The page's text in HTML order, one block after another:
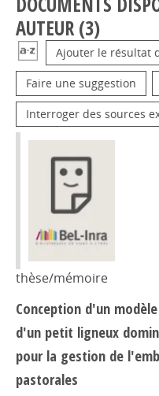
AUTEUR (3)
Ajouter le résultat
Faire une suggestion
Interroger des sources
thèse/mémoire
Conception d'un
d'un petit ligneux
pour la gestion de
pastorales